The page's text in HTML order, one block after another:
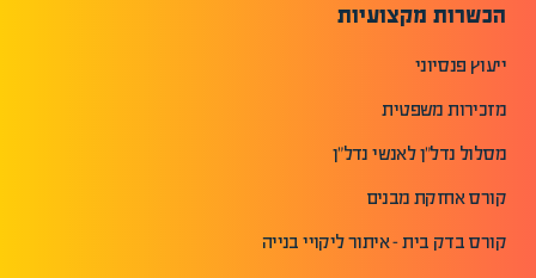
הכשרות מקצועיות
ייעוץ פנסיוני
מזכירות משפטית
מסלול נדל"ן לאנשי נדל"ן
קורס אחזקת מבנים
קורס בדק בית - איתור ליקויי בנייה